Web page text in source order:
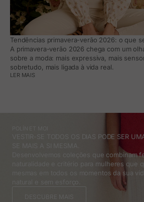
Tendências primavera-verão 2026: o que
A primavera-verão 2026 chega com um
sobre a moda: mais expressiva, mais
sobretudo, mais ligada à vida real.
LER MAIS
VESTIR-SE TODOS OS DIAS PODE SER
SE MAIS A SI MESMA.
Desenvolvemos coleções que combinam
naturalidade e critério para mulheres que
mesmas em todos os momentos da sua
natural e sem esforço.
DESCUBRE MAIS